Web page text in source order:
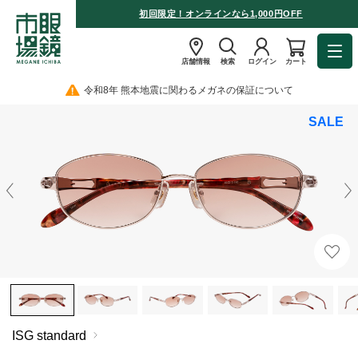
初回限定！オンラインなら1,000円OFF
店舗情報 検索 ログイン カート
令和8年 熊本地震に関わるメガネの保証について
SALE
ISG standard